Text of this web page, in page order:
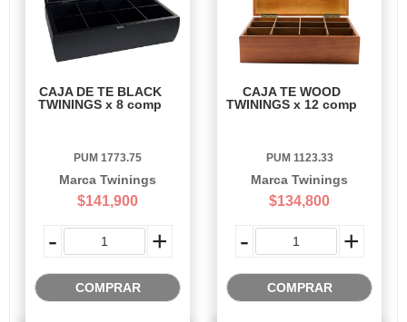
CAJA DE TE BLACK
TWININGS x 8 comp
PUM 1773.75
Marca Twinings
$141,900
- +
COMPRAR
CAJA TE WOOD
TWININGS x 12 comp
PUM 1123.33
Marca Twinings
$134,800
- +
COMPRAR